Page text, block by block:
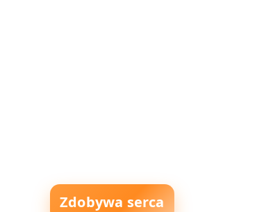
Zdobywa serca